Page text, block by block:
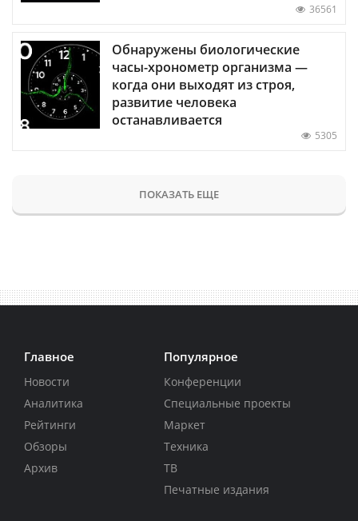
36561
Обнаружены биологические
часы-хронометр организма —
когда они выходят из строя,
развитие человека
останавливается
5305
ПОКАЗАТЬ ЕЩЕ
Главное
Новости
Аналитика
Рейтинги
Обзоры
Архив
Популярное
Конференции
Специальные проекты
Маркет
Техника
ТВ
Печатные издания